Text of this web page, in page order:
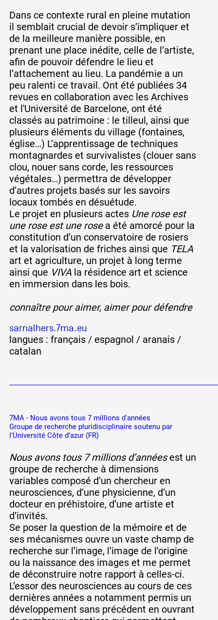
Dans ce contexte rural en pleine mutation
il semblait crucial de devoir s’impliquer et
de la meilleure manière possible, en
prenant une place inédite, celle de l’artiste,
afin de pouvoir défendre le lieu et
l’attachement au lieu. La pandémie a un
peu ralenti ce travail. Ont été publiées 34
revues en collaboration avec les Archives
et l'Université de Barcelone, ont été
classés au patrimoine : le tilleul, ainsi que
plusieurs éléments du village (fontaines,
église…) L’apprentissage de techniques
montagnardes et survivalistes (clouer sans
clou, nouer sans corde, les ressources
végétales…) permettra de développer
d’autres projets basés sur les savoirs
locaux tombés en désuétude.
Le projet en plusieurs actes Une rose est
une rose est une rosea été amorcé pour la
constitution d’un conservatoire de rosiers
et la valorisation de friches ainsi que TELA
art et agriculture, un projet à long terme
ainsi que VIVA la résidence art et science
en immersion dans les bois.
connaître pour aimer, aimer pour défendre
sarnalhers.7ma.eu
langues : français / espagnol / aranais /
catalan
7MA - Nous avons tous 7 millions d'années
Groupe de recherche pluridisciplinaire soutenu par
l’Université Côte d’azur (FR)
Nous avons tous 7 millions d’annéesest un
groupe de recherche à dimensions
variables composé d’un chercheur en
neurosciences, d’une physicienne, d’un
docteur en préhistoire, d’une artiste et
d’invités.
Se poser la question de la mémoire et de
ses mécanismes ouvre un vaste champ de
recherche sur l’image, l’image de l’origine
ou la naissance des images et me permet
de déconstruire notre rapport à celles-ci.
L’essor des neurosciences au cours de ces
dernières années a notamment permis un
développement sans précédent en ouvrant